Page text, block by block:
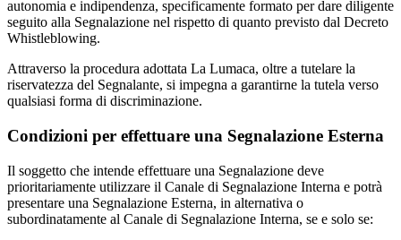
autonomia e indipendenza, specificamente formato per dare diligente
seguito alla Segnalazione nel rispetto di quanto previsto dal Decreto
Whistleblowing.
Attraverso la procedura adottata La Lumaca, oltre a tutelare la
riservatezza del Segnalante, si impegna a garantirne la tutela verso
qualsiasi forma di discriminazione.
Condizioni per effettuare una Segnalazione Esterna
Il soggetto che intende effettuare una Segnalazione deve
prioritariamente utilizzare il Canale di Segnalazione Interna e potrà
presentare una Segnalazione Esterna, in alternativa o
subordinatamente al Canale di Segnalazione Interna, se e solo se: